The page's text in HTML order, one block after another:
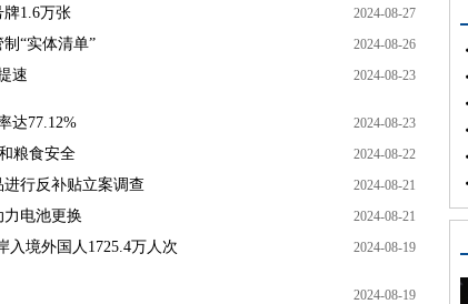
1.6万张 2024-08-27
“实体清单” 2024-08-26
速 2024-08-23
达77.12% 2024-08-23
粮食安全 2024-08-22
行反补贴立案调查 2024-08-21
电池更换 2024-08-21
入境外国人1725.4万人次 2024-08-19
2024-08-19